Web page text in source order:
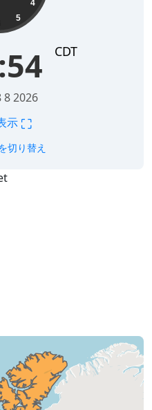
4
5
CDT
8 2026
示 ⛶
切り替え